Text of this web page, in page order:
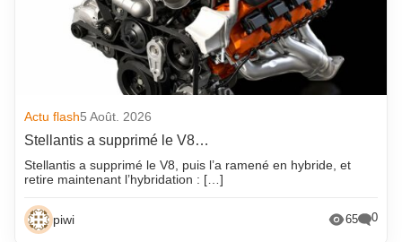
Actu flash5 Août. 2026
Stellantis a supprimé le V8…
Stellantis a supprimé le V8, puis l’a ramené en hybride, et
retire maintenant l’hybridation : […]
piwi 65 0